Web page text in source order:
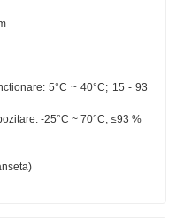
5°C ~ 40°C; 15 - 93
-25°C ~ 70°C; ≤93 %